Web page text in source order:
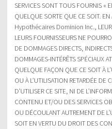
SERVICES SONT TOUS FOURNIS «
QUELQUE SORTE QUE CE SOIT.
Hypothécaires Dominion Inc.,
LEURS FOURNISSEURS NE
DE DOMMAGES DIRECTS,
DOMMAGES-INTÉRÊTS SPÉCIAUX
QUELQUE FAÇON QUE CE SOIT À
OU À L’UTILISATION RETARDÉE DE
D’UTILISER CE SITE, NI DE
CONTENU ET/OU DES SERVICES
OU DÉCOULANT AUTREMENT DE
SOIT EN VERTU DU DROIT DES